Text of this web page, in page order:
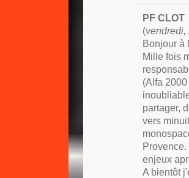
PF CLOT
(vendredi,
Bonjour à
Mille fois
(Alfa
partager,
vers
enjeux
A bientôt